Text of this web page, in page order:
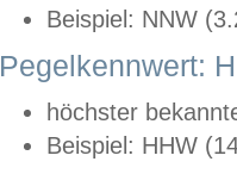
Beispiel: NNW
Pegelkennwert:
höchster
Beispiel: HHW